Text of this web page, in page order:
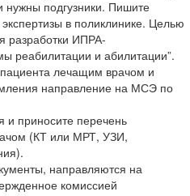
нужны подгузники. Пишите
в поликлинике. Целью
разработки ИПРА-
реабилитации и абилитации”.
лечащим врачом и
направление на МСЭ по
и приносите перечень
(КТ или МРТ, УЗИ,
направляются на
комиссией